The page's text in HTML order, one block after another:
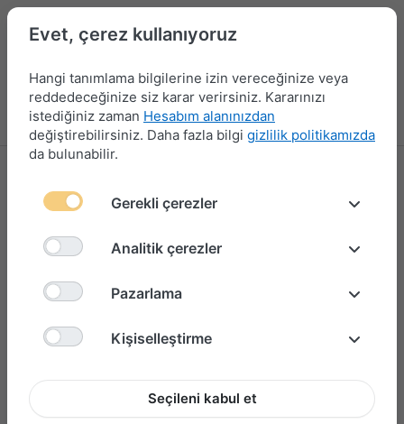
Menü Giriş yap Karşılaştırma Favori Listesi
Evet, çerez kullanıyoruz
Hangi tanımlama bilgilerine izin vereceğinize veya
reddedeceğinize siz karar verirsiniz. Kararınızı
istediğiniz zaman Hesabım alanınızdan
değiştirebilirsiniz. Daha fazla bilgi gizlilik politikamızda
da bulunabilir.
Gerekli çerezler
Analitik çerezler
Pazarlama
Kişiselleştirme
Seçileni kabul et